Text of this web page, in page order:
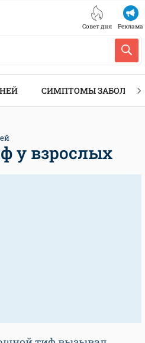
Совет дня Реклама
СИМПТОМЫ
у взрослых